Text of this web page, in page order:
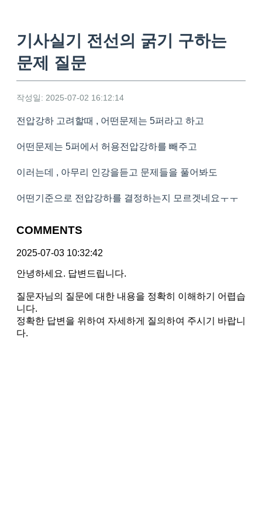
기사실기 전선의 굵기 구하는
문제 질문
작성일: 2025-07-02 16:12:14
전압강하 고려할때 , 어떤문제는 5퍼라고 하고
어떤문제는 5퍼에서 허용전압강하를 빼주고
이러는데 , 아무리 인강을듣고 문제들을 풀어봐도
어떤기준으로 전압강하를 결정하는지 모르겟네요ㅜㅜ
COMMENTS
2025-07-03 10:32:42
안녕하세요. 답변드립니다.
질문자님의 질문에 대한 내용을 정확히 이해하기 어렵습
니다.
정확한 답변을 위하여 자세하게 질의하여 주시기 바랍니
다.